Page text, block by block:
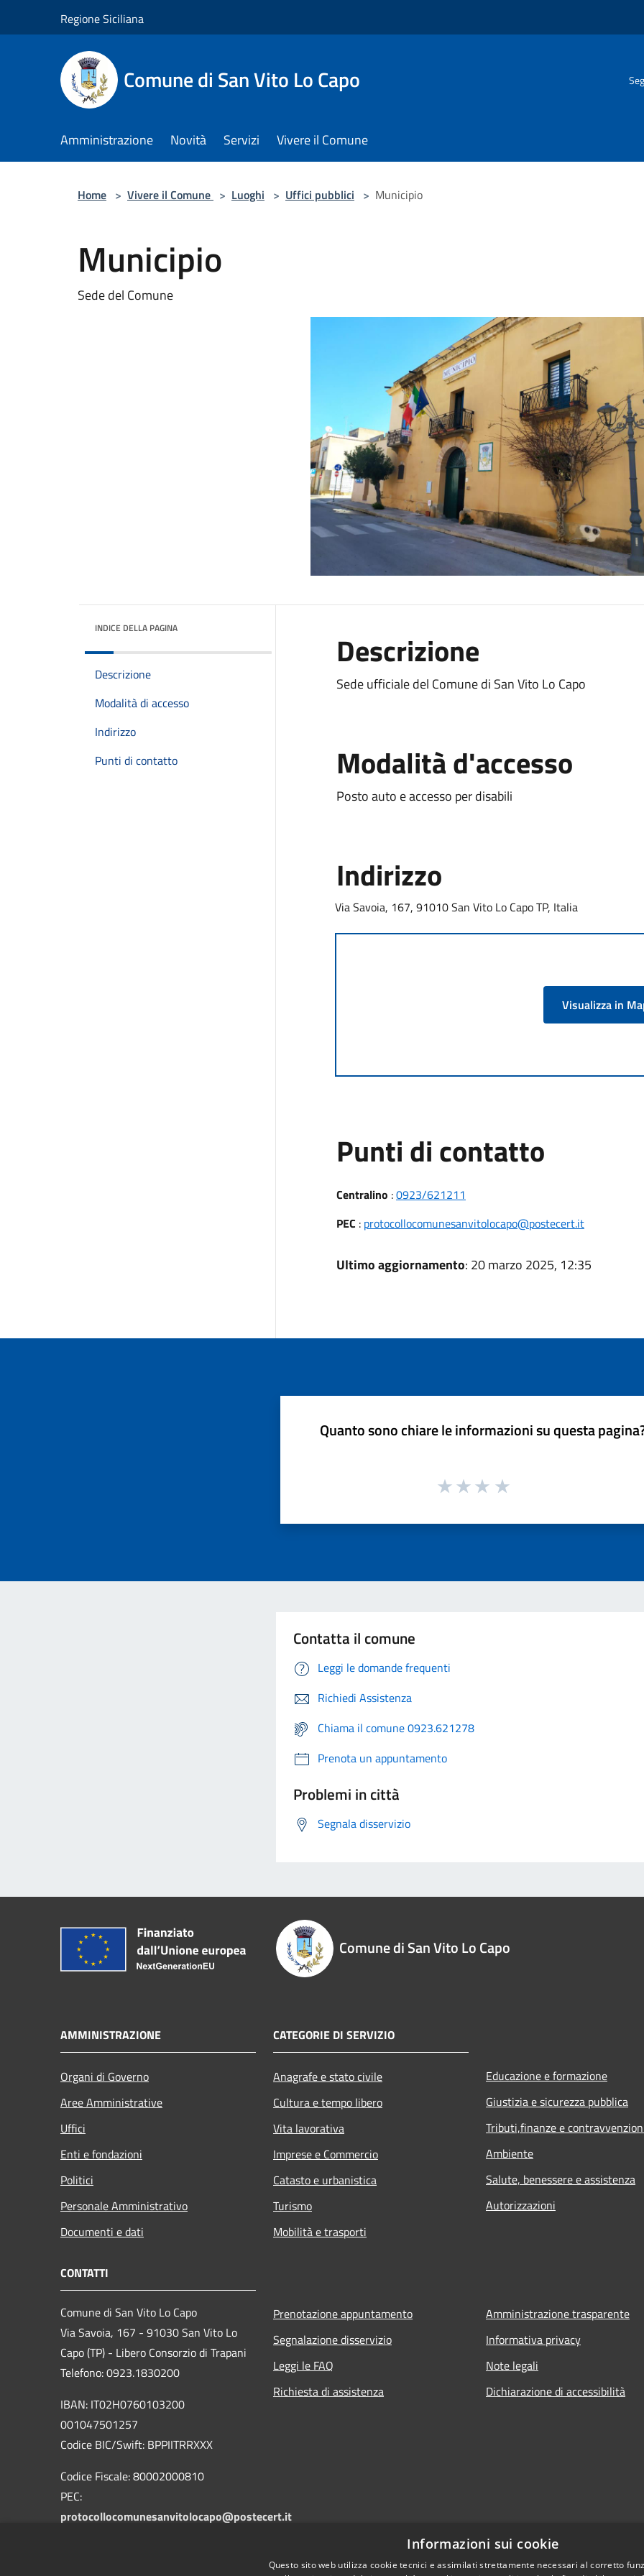
Regione Siciliana
Comune di San Vito Lo Capo
Amministrazione Novità Servizi Vivere il Comune
Home > Vivere il Comune > Luoghi > Uffici pubblici > Municipio
Municipio
Sede del Comune
INDICE DELLA PAGINA
Descrizione
Modalità di accesso
Indirizzo
Punti di contatto
Descrizione
Sede ufficiale del Comune di San Vito Lo Capo
Modalità d'accesso
Posto auto e accesso per disabili
Indirizzo
Via Savoia, 167, 91010 San Vito Lo Capo TP, Italia
Visualizza in
Punti di contatto
Centralino :0923/621211
PEC : protocollocomunesanvitolocapo@postecert.it
Ultimo aggiornamento: 20 marzo 2025, 12:35
Quanto sono chiare le informazioni su questa
Contatta il comune
Leggi le domande frequenti
Richiedi Assistenza
Chiama il comune 0923.621278
Prenota un appuntamento
Problemi in città
Segnala disservizio
Comune di San Vito Lo Capo
AMMINISTRAZIONE
Organi di Governo
Aree Amministrative
Uffici
Enti e fondazioni
Politici
Personale Amministrativo
Documenti e dati
CATEGORIE DI SERVIZIO
Anagrafe e stato civile
Cultura e tempo libero
Vita lavorativa
Imprese e Commercio
Catasto e urbanistica
Turismo
Mobilità e trasporti
Educazione e formazione
Giustizia e sicurezza pubblica
Tributi,finanze e
Ambiente
Salute, benessere e assistenza
Autorizzazioni
CONTATTI
Comune di San Vito Lo Capo
Via Savoia, 167 - 91030 San Vito Lo
Capo (TP) - Libero Consorzio di Trapani
Telefono: 0923.1830200
IBAN: IT02H0760103200
001047501257
Codice BIC/Swift: BPPIITRRXXX
Codice Fiscale: 80002000810
PEC:
protocollocomunesanvitolocapo@postecert.it
Prenotazione appuntamento
Segnalazione disservizio
Leggi le FAQ
Richiesta di assistenza
Amministrazione trasparente
Informativa privacy
Note legali
Dichiarazione di accessibilità
Informazioni sui cookie
Questo sito web utilizza cookie tecnici e assimilati strettamente necessari al corretto